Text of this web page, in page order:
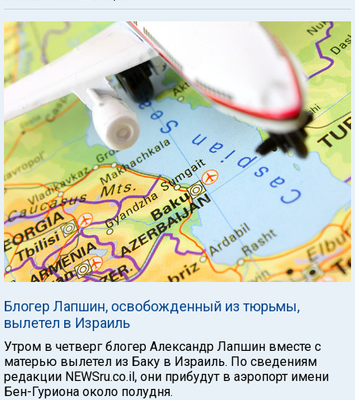
Блогер Лапшин, освобожденный из тюрьмы,
вылетел в Израиль
Утром в четверг блогер Александр Лапшин вместе с
матерью вылетел из Баку в Израиль. По сведениям
редакции NEWSru.co.il, они прибудут в аэропорт имени
Бен-Гуриона около полудня.